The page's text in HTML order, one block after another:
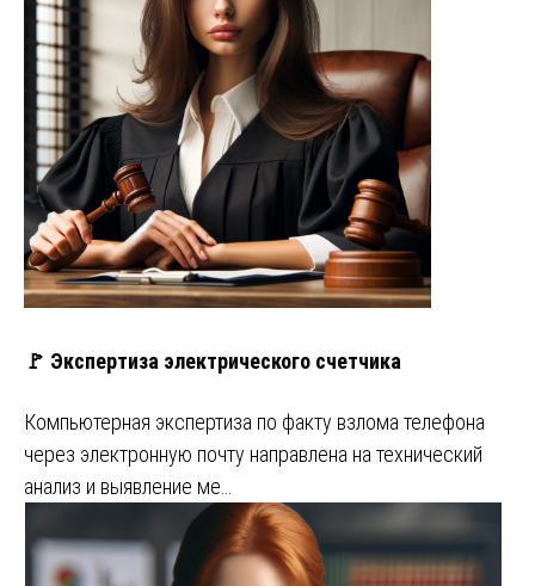
🚩 Экспертиза электрического счетчика
Компьютерная экспертиза по факту взлома телефона
через электронную почту направлена на технический
анализ и выявление ме…